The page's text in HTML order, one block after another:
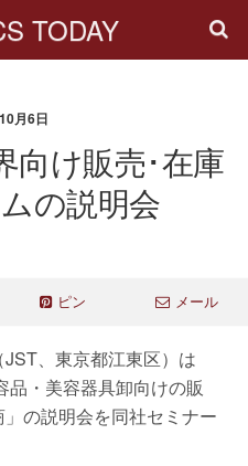
TODAY
月6日
向け販売･在庫
の説明会
ピン メール
、東京都江東区）は
・美容器具卸向けの販
の説明会を同社セミナー